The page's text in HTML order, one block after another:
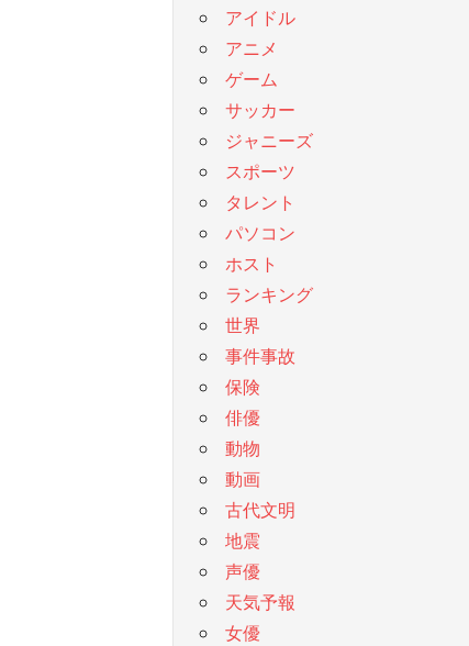
アイドル
アニメ
ゲーム
サッカー
ジャニーズ
スポーツ
タレント
パソコン
ホスト
ランキング
世界
事件事故
保険
俳優
動物
動画
古代文明
地震
声優
天気予報
女優